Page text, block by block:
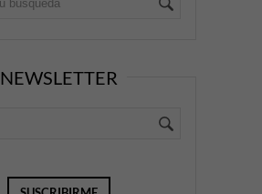
NEWSLETTER